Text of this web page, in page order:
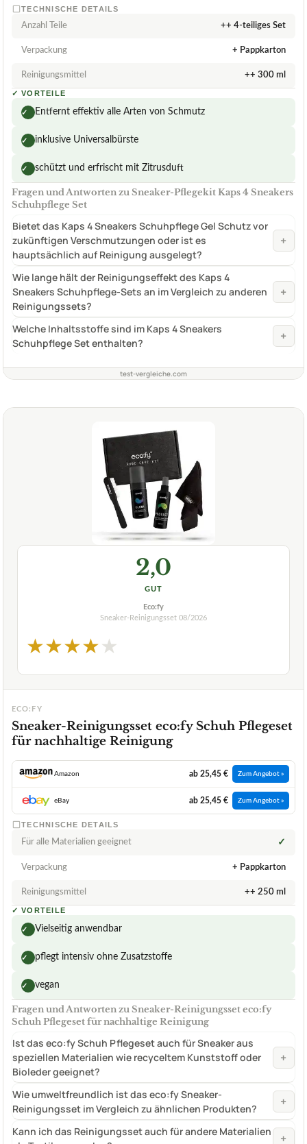
TECHNISCHE DETAILS
Anzahl Teile ++ 4-teiliges Set
Verpackung + Pappkarton
Reinigungsmittel ++ 300 ml
✓ VORTEILE
✓ Entfernt effektiv alle Arten von Schmutz
✓ inklusive Universalbürste
✓ schützt und erfrischt mit Zitrusduft
Fragen und Antworten zu Sneaker-Pflegekit Kaps 4 Sneakers
Schuhpflege Set
Bietet das Kaps 4 Sneakers Schuhpflege Gel Schutz vor
zukünftigen Verschmutzungen oder ist es
hauptsächlich auf Reinigung ausgelegt?
+
Wie lange hält der Reinigungseffekt des Kaps 4
Sneakers Schuhpflege-Sets an im Vergleich zu anderen
Reinigungssets?
+
Welche Inhaltsstoffe sind im Kaps 4 Sneakers
Schuhpflege Set enthalten?
+
test-vergleiche.com
2,0
GUT
Eco:fy
Sneaker-Reinigungsset 08/2026
★★★★★
ECO:FY
Sneaker-Reinigungsset eco:fy Schuh Pflegeset
für nachhaltige Reinigung
Amazon ab 25,45 € Zum Angebot »
eBay ab 25,45 € Zum Angebot »
TECHNISCHE DETAILS
Für alle Materialien geeignet ✓
Verpackung + Pappkarton
Reinigungsmittel ++ 250 ml
✓ VORTEILE
✓ Vielseitig anwendbar
✓ pflegt intensiv ohne Zusatzstoffe
✓ vegan
Fragen und Antworten zu Sneaker-Reinigungsset eco:fy
Schuh Pflegeset für nachhaltige Reinigung
Ist das eco:fy Schuh Pflegeset auch für Sneaker aus
speziellen Materialien wie recyceltem Kunststoff oder
Bioleder geeignet?
+
Wie umweltfreundlich ist das eco:fy Sneaker-
Reinigungsset im Vergleich zu ähnlichen Produkten?
+
Kann ich das Reinigungsset auch für andere Materialien
+